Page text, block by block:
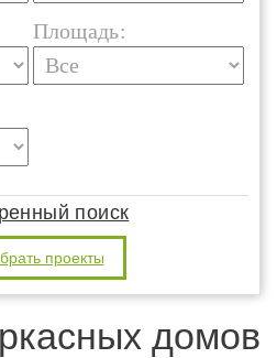
Площадь:
поиск
проекты
домов